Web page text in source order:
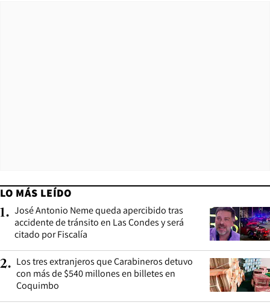
LO MÁS LEÍDO
1. José Antonio Neme queda apercibido tras
accidente de tránsito en Las Condes y será
citado por Fiscalía
2. Los tres extranjeros que Carabineros detuvo
con más de $540 millones en billetes en
Coquimbo